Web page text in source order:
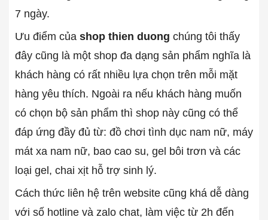
7 ngày.
Ưu điểm của shop thien duong chúng tôi thấy
đây cũng là một shop đa dạng sản phẩm nghĩa là
khách hàng có rất nhiều lựa chọn trên mỗi mặt
hàng yêu thích. Ngoài ra nếu khách hàng muốn
có chọn bộ sản phẩm thì shop này cũng có thể
đáp ứng đầy đủ từ: đồ chơi tình dục nam nữ, máy
mát xa nam nữ, bao cao su, gel bôi trơn và các
loại gel, chai xịt hỗ trợ sinh lý.
Cách thức liên hệ trên website cũng khá dễ dàng
với số hotline và zalo chat, làm việc từ 2h đến